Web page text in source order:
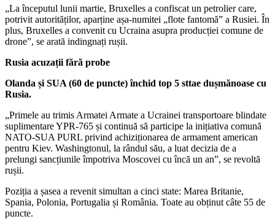
„La începutul lunii martie, Bruxelles a confiscat un petrolier care,
potrivit autorităților, aparține așa-numitei „flote fantomă” a Rusiei. În
plus, Bruxelles a convenit cu Ucraina asupra producției comune de
drone”, se arată indingnați rușii.
Rusia acuzații fără probe
Olanda și SUA (60 de puncte) închid top 5 sttae dușmănoase cu
Rusia.
„Primele au trimis Armatei Armate a Ucrainei transportoare blindate
suplimentare YPR-765 și continuă să participe la inițiativa comună
NATO-SUA PURL privind achiziționarea de armament american
pentru Kiev. Washingtonul, la rândul său, a luat decizia de a
prelungi sancțiunile împotriva Moscovei cu încă un an”, se revoltă
rușii.
Poziția a șasea a revenit simultan a cinci state: Marea Britanie,
Spania, Polonia, Portugalia și România. Toate au obținut câte 55 de
puncte.